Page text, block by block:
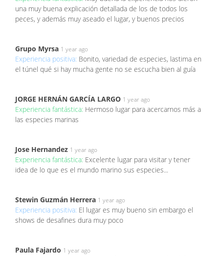
una muy buena explicación detallada de los de todos los
peces, y además muy aseado el lugar, y buenos precios
Grupo Myrsa 1 year ago
Experiencia positiva: Bonito, variedad de especies, lastima en
el túnel qué si hay mucha gente no se escucha bien al guía
JORGE HERNÁN GARCÍA LARGO 1 year ago
Experiencia fantástica: Hermoso lugar para acercarnos más a
las especies marinas
Jose Hernandez 1 year ago
Experiencia fantástica: Excelente lugar para visitar y tener
idea de lo que es el mundo marino sus especies...
Stewin Guzmán Herrera 1 year ago
Experiencia positiva: El lugar es muy bueno sin embargo el
shows de desafines dura muy poco
Paula Fajardo 1 year ago